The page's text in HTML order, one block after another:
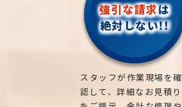
強引な請求は
絶対しない!!
スタッフが作業現場を確
認して、詳細なお見積り